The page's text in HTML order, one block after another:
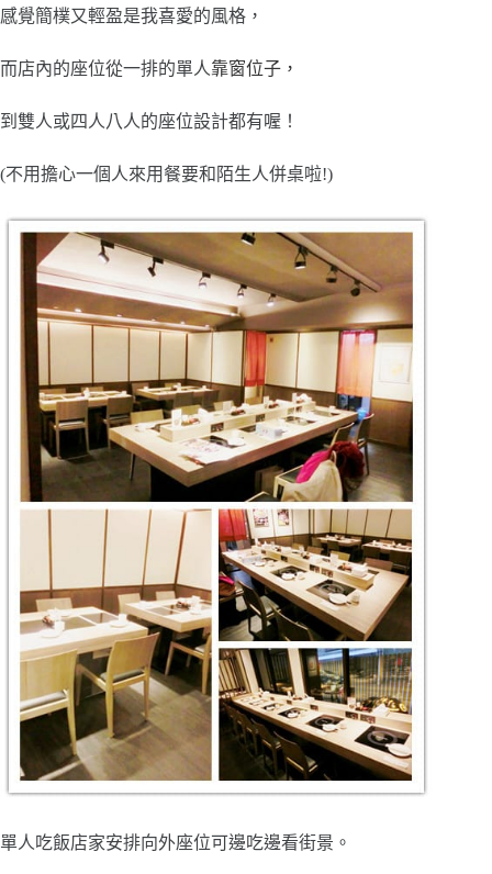
感覺簡樸又輕盈是我喜愛的風格，
而店內的座位從一排的單人靠窗位子，
到雙人或四人八人的座位設計都有喔！
(不用擔心一個人來用餐要和陌生人併桌啦!)
單人吃飯店家安排向外座位可邊吃邊看街景。